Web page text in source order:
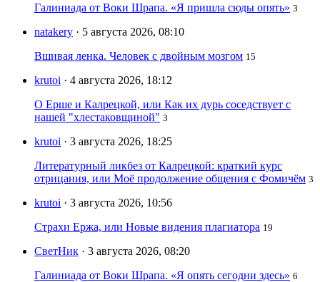
Галиниада от Воки Шрапа. «Я пришла сюды опять» 3
natakery · 5 августа 2026, 08:10
Вшивая ленка. Человек с двойным мозгом 15
krutoi · 4 августа 2026, 18:12
О Ерше и Калрецкой, или Как их дурь соседствует с
нашей "хлестаковщиной" 3
krutoi · 3 августа 2026, 18:25
Литературный ликбез от Калрецкой: краткий курс
отрицания, или Моё продолжение общения с Фомичём 3
krutoi · 3 августа 2026, 10:56
Страхи Ержа, или Новые видения плагиатора 19
СветНик · 3 августа 2026, 08:20
Галиниада от Воки Шрапа. «Я опять сегодни здесь» 6